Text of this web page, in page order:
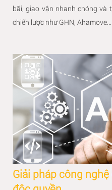
bãi, giao vận nhanh chóng và
chiến lược như GHN,
Giải pháp công